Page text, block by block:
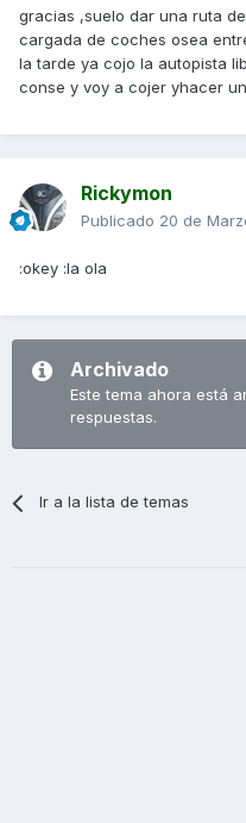
gracias ,suelo dar una ruta
cargada de coches osea
la tarde ya cojo la autopista
conse y voy a cojer yhacer
Rickymon
Publicado 20 de
:okey :la ola
Archivado
Este tema ahora está
respuestas.
Ir a la lista de temas